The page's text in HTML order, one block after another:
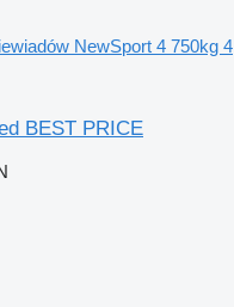
NewSport 4 750kg 4
BEST PRICE